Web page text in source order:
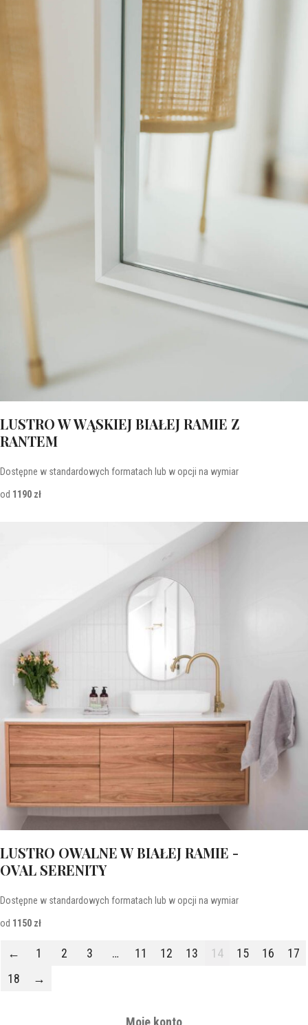
LUSTRO W WĄSKIEJ BIAŁEJ RAMIE Z
RANTEM
Dostępne w standardowych formatach lub w opcji na wymiar
od 1190 zł
LUSTRO OWALNE W BIAŁEJ RAMIE -
OVAL SERENITY
Dostępne w standardowych formatach lub w opcji na wymiar
od 1150 zł
← 1 2 3 … 11 12 13 14 15 16
17
18
→
Moje konto